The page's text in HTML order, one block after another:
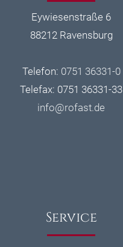
Eywiesenstraße 6
88212 Ravensburg
Telefon: 0751 36331-0
Telefax: 0751 36331-33
info@rofast.de
Service